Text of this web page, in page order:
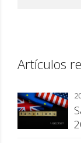
Artículos